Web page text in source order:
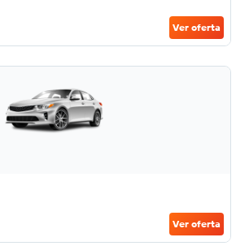
Ver oferta
Ver oferta